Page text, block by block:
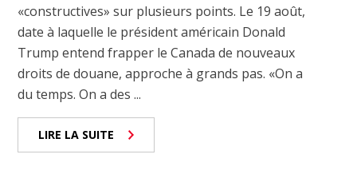
«constructives» sur plusieurs points. Le 19 août,
date à laquelle le président américain Donald
Trump entend frapper le Canada de nouveaux
droits de douane, approche à grands pas. «On a
du temps. On a des ...
LIRE LA SUITE